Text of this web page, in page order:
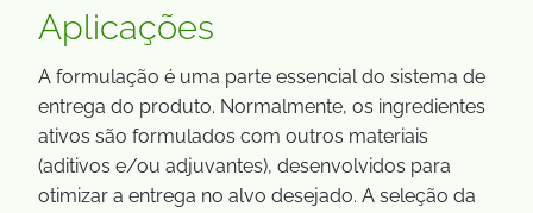
Aplicações
A formulação é uma parte essencial do sistema de
entrega do produto. Normalmente, os ingredientes
ativos são formulados com outros materiais
(aditivos e/ou adjuvantes), desenvolvidos para
otimizar a entrega no alvo desejado. A seleção da